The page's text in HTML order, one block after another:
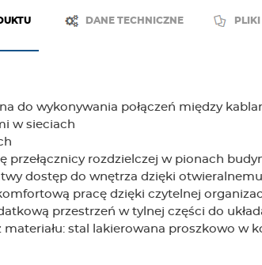
DANE TECHNICZNE
do wykonywania połączeń między
w sieciach
przełącznicy rozdzielczej w pionach
dostęp do wnętrza dzięki
pracę dzięki czytelnej
przestrzeń w tylnej części do
materiału: stal lakierowana proszkowo w